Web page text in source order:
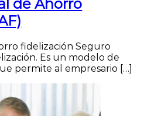
de Ahorro
fidelización Seguro
Es un modelo de
permite al empresario […]